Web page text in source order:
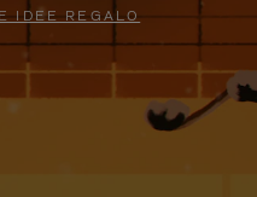
IDEE REGALO